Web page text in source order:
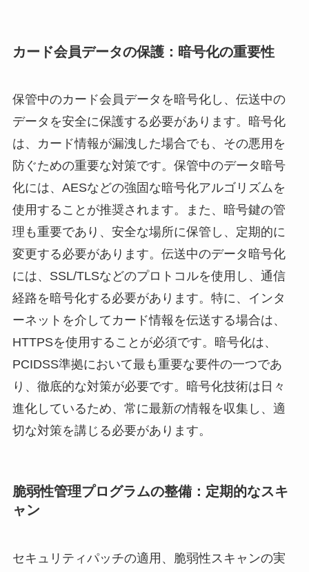
カード会員データの保護：暗号化の重要性
保管中のカード会員データを暗号化し、伝送中の
データを安全に保護する必要があります。暗号化
は、カード情報が漏洩した場合でも、その悪用を
防ぐための重要な対策です。保管中のデータ暗号
化には、AESなどの強固な暗号化アルゴリズムを
使用することが推奨されます。また、暗号鍵の管
理も重要であり、安全な場所に保管し、定期的に
変更する必要があります。伝送中のデータ暗号化
には、SSL/TLSなどのプロトコルを使用し、通信
経路を暗号化する必要があります。特に、インタ
ーネットを介してカード情報を伝送する場合は、
HTTPSを使用することが必須です。暗号化は、
PCIDSS準拠において最も重要な要件の一つであ
り、徹底的な対策が必要です。暗号化技術は日々
進化しているため、常に最新の情報を収集し、適
切な対策を講じる必要があります。
脆弱性管理プログラムの整備：定期的なスキ
ャン
セキュリティパッチの適用、脆弱性スキャンの実